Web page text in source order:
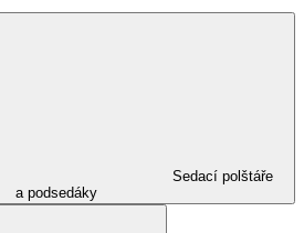
Sedací polštáře
a podsedáky